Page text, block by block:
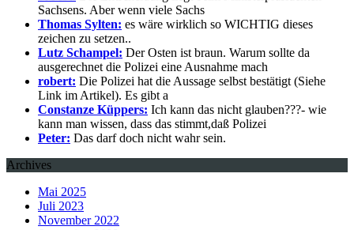
Sachsens. Aber wenn viele Sachs
Thomas Sylten: es wäre wirklich so WICHTIG dieses
zeichen zu setzen..
Lutz Schampel: Der Osten ist braun. Warum sollte da
ausgerechnet die Polizei eine Ausnahme mach
robert: Die Polizei hat die Aussage selbst bestätigt (Siehe
Link im Artikel). Es gibt a
Constanze Küppers: Ich kann das nicht glauben???- wie
kann man wissen, dass das stimmt,daß Polizei
Peter: Das darf doch nicht wahr sein.
Archives
Mai 2025
Juli 2023
November 2022